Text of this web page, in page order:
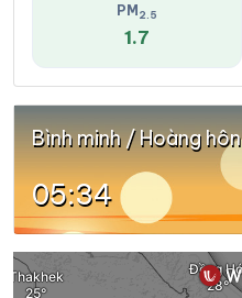
PM 2.5
1.7
Bình minh / Hoàng hôn
05:34